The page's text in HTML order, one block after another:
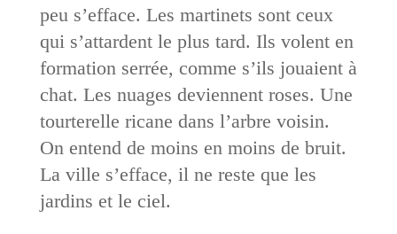
peu s’efface. Les martinets sont ceux
qui s’attardent le plus tard. Ils volent en
formation serrée, comme s’ils jouaient à
chat. Les nuages deviennent roses. Une
tourterelle ricane dans l’arbre voisin.
On entend de moins en moins de bruit.
La ville s’efface, il ne reste que les
jardins et le ciel.